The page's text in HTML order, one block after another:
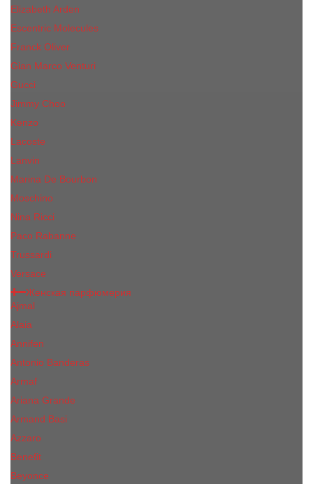
Elizabeth Arden
Escentric Molecules
Franck Oliver
Gian Marco Venturi
Gucci
Jimmy Choo
Kenzo
Lacoste
Lanvin
Marina De Bourbon
Moschino
Nina Ricci
Paco Rabanne
Trussardi
Versace
Женская парфюмерия
Ajmal
Alaia
Annifen
Antonio Banderas
Armaf
Ariana Grande
Armand Basi
Azzaro
Benefit
Beyonce